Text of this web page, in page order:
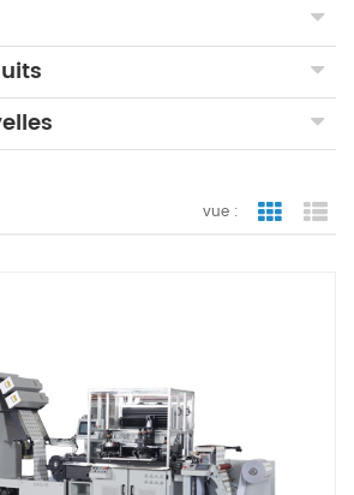
vue : vue de